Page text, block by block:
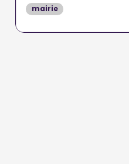
mairie